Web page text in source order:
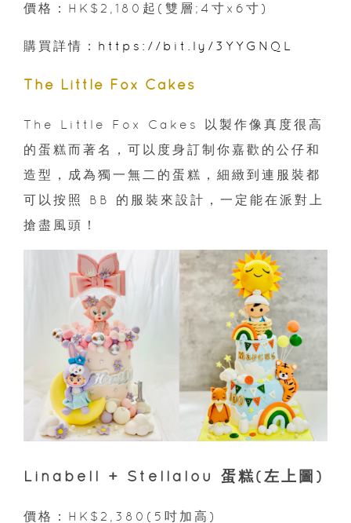
價格：HK$2,180起(雙層;4寸x6寸)
購買詳情： https://bit.ly/3YYGNQL
The Little Fox Cakes
The Little Fox Cakes 以製作像真度很高
的蛋糕而著名，可以度身訂制你嘉歡的公仔和
造型，成為獨一無二的蛋糕，細緻到連服裝都
可以按照 BB 的服裝來設計，一定能在派對上
搶盡風頭！
Linabell + Stellalou 蛋糕(左上圖)
價格：HK$2,380(5吋加高)